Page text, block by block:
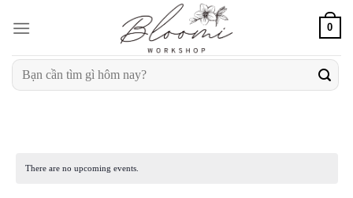
0
Search
for:
There are no upcoming events.